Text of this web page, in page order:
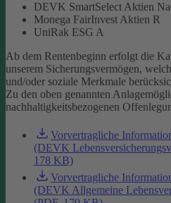
DEVK SmartSelect Aktien
Monega FairInvest Aktien R
UniRak ESG A
Ab dem Rentenbeginn erfolgt die
unserem Sicherungsvermögen,
und/oder soziale Merkmale
Zu den oben genannten
nachhaltigkeitsbezogenen
Vorvertragliche
(DEVK
178 KB)
Vorvertragliche
(DEVK Allgemeine